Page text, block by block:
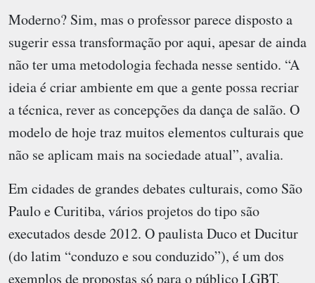
Moderno? Sim, mas o professor parece disposto a
sugerir essa transformação por aqui, apesar de ainda
não ter uma metodologia fechada nesse sentido. “A
ideia é criar ambiente em que a gente possa recriar
a técnica, rever as concepções da dança de salão. O
modelo de hoje traz muitos elementos culturais que
não se aplicam mais na sociedade atual”, avalia.
Em cidades de grandes debates culturais, como São
Paulo e Curitiba, vários projetos do tipo são
executados desde 2012. O paulista Duco et Ducitur
(do latim “conduzo e sou conduzido”), é um dos
exemplos de propostas só para o público LGBT.